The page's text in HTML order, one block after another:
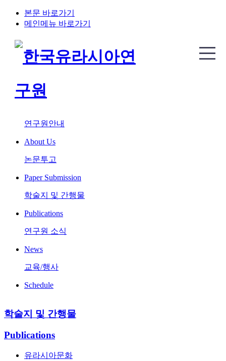
본문 바로가기
메인메뉴 바로가기
연구원안내
About Us
논문투고
Paper Submission
학술지 및 간행물
Publications
연구원 소식
News
교육/행사
Schedule
학술지 및 간행물
Publications
유라시아문화